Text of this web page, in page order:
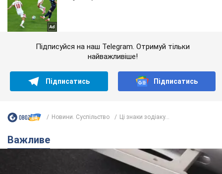
Підписуйся на наш Telegram. Отримуй тільки
найважливіше!
Підписатись Підписатись
Новини. Суспільство Ці знаки зодіаку...
Важливе